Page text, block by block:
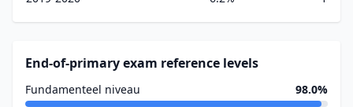
End-of-primary exam reference levels
Fundamenteel niveau 98.0%